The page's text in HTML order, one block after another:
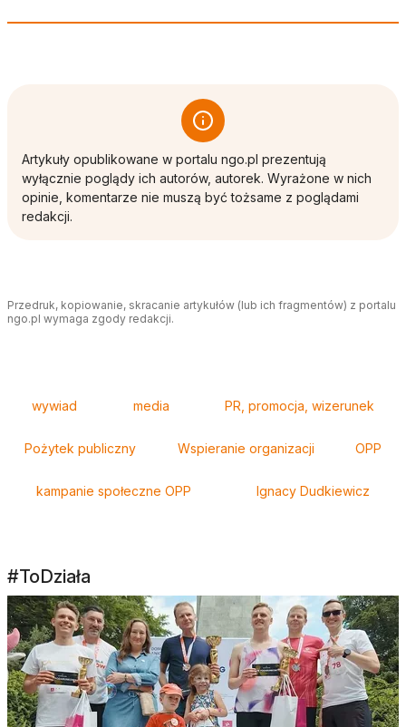
Artykuły opublikowane w portalu ngo.pl prezentują
wyłącznie poglądy ich autorów, autorek. Wyrażone w nich
opinie, komentarze nie muszą być tożsame z poglądami
redakcji.
Przedruk, kopiowanie, skracanie artykułów (lub ich fragmentów) z portalu
ngo.pl wymaga zgody redakcji.
wywiad media PR, promocja, wizerunek
Pożytek publiczny Wspieranie organizacji OPP
kampanie społeczne OPP Ignacy Dudkiewicz
#ToDziała